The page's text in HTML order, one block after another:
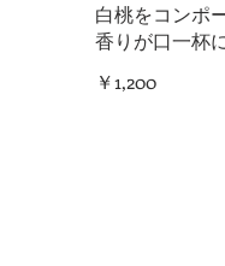
白桃をコンポ
香りが口一杯
￥1,200